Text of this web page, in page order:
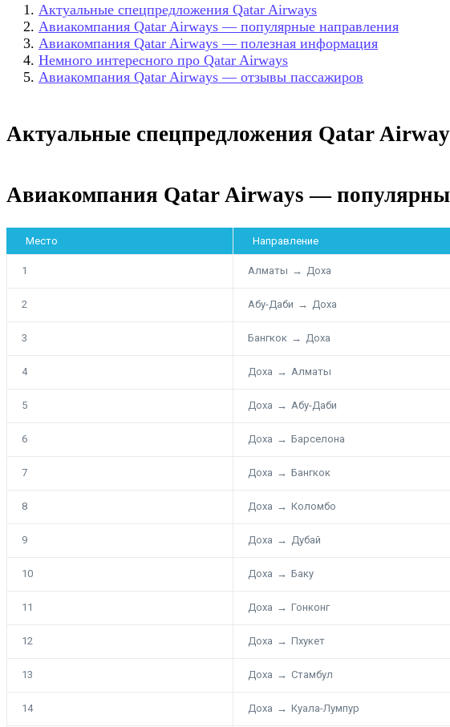
Актуальные спецпредложения Qatar Airways
Авиакомпания Qatar Airways — популярные направления
Авиакомпания Qatar Airways — полезная информация
Немного интересного про Qatar Airways
Авиакомпания Qatar Airways — отзывы пассажиров
Актуальные спецпредложения Qatar
Авиакомпания Qatar Airways —
Место Направление
1 Алматы → Доха
2 Абу-Даби → Доха
3 Бангкок → Доха
4 Доха → Алматы
5 Доха → Абу-Даби
6 Доха → Барселона
7 Доха → Бангкок
8 Доха → Коломбо
9 Доха → Дубай
10 Доха → Баку
11 Доха → Гонконг
12 Доха → Пхукет
13 Доха → Стамбул
14 Доха → Куала-Лумпур